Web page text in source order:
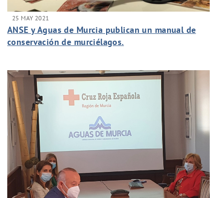
25 MAY 2021
ANSE y Aguas de Murcia publican un manual de
conservación de murciélagos.